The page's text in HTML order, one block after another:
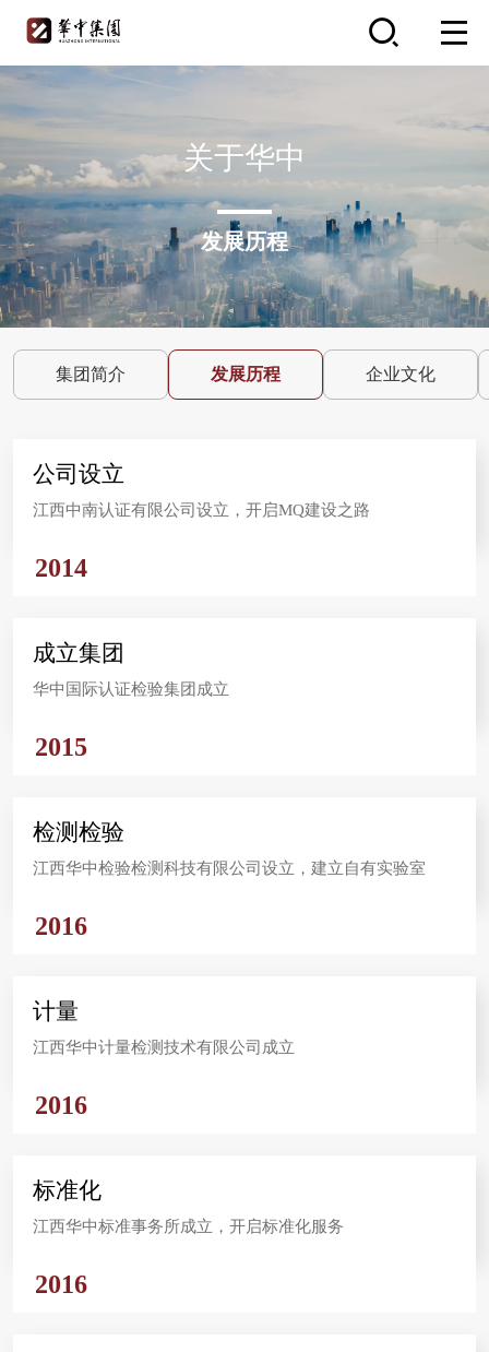
关于华中
发展历程
集团简介 发展历程 企业文化
公司设立
江西中南认证有限公司设立，开启MQ建设之路
2014
成立集团
华中国际认证检验集团成立
2015
检测检验
江西华中检验检测科技有限公司设立，建立自有实验室
2016
计量
江西华中计量检测技术有限公司成立
2016
标准化
江西华中标准事务所成立，开启标准化服务
2016